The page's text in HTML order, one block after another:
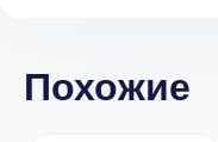
Похожие